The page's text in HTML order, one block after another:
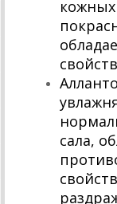
сала,